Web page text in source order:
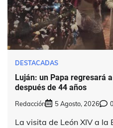
DESTACADAS
Luján: un Papa regresará
después de 44 años
Redacción 5 Agosto, 2026 0
La visita de León XIV a la